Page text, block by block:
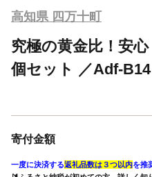
高知県 四万十町
究極の黄金比！安
個セット ／Adf-B14
寄付金額
一度に決済する返礼品数は３つ以内を推